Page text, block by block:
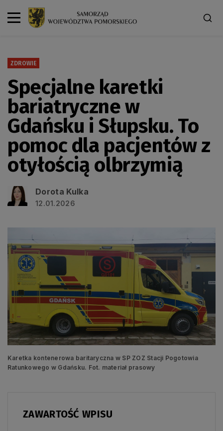
ZDROWIE
Specjalne karetki
bariatryczne w
Gdańsku i Słupsku. To
pomoc dla pacjentów z
otyłością olbrzymią
Dorota Kulka
12.01.2026
Karetka kontenerowa baritaryczna w SP ZOZ Stacji Pogotowia
Ratunkowego w Gdańsku. Fot. materiał prasowy
ZAWARTOŚĆ WPISU